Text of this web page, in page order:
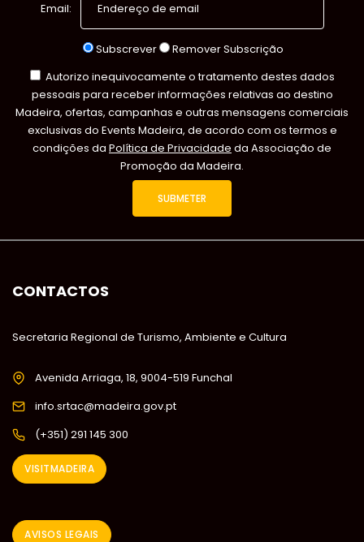
Email:
Subscrever
Remover Subscrição
Autorizo inequivocamente o tratamento destes dados
pessoais para receber informações relativas ao destino
Madeira, ofertas, campanhas e outras mensagens comerciais
exclusivas do Events Madeira, de acordo com os termos e
condições da Política de Privacidade da Associação de
Promoção da Madeira.
CONTACTOS
Secretaria Regional de Turismo, Ambiente e Cultura
Avenida Arriaga, 18, 9004-519 Funchal
info.srtac@madeira.gov.pt
(+351) 291 145 300
VISITMADEIRA
AVISOS LEGAIS